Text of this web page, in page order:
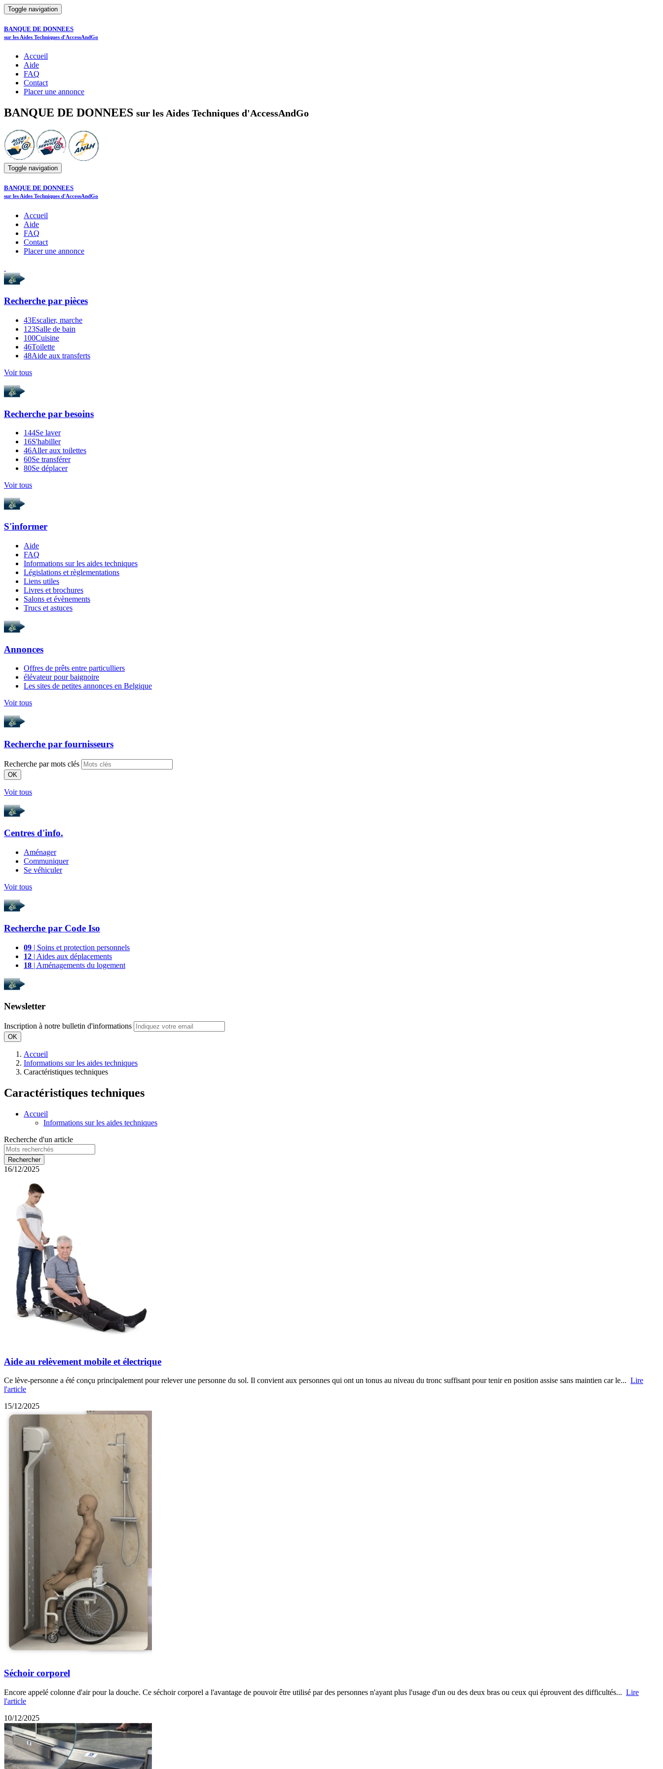
Toggle navigation
BANQUE DE DONNEES
sur les Aides Techniques d'AccessAndGo
Accueil
Aide
FAQ
Contact
Placer une annonce
BANQUE DE DONNEES sur les Aides Techniques d'AccessAndGo
Toggle navigation
BANQUE DE DONNEES
sur les Aides Techniques d'AccessAndGo
Accueil
Aide
FAQ
Contact
Placer une annonce
Recherche par pièces
43Escalier, marche
123Salle de bain
100Cuisine
46Toilette
48Aide aux transferts
Voir tous
Recherche par besoins
144Se laver
16S'habiller
46Aller aux toilettes
60Se transférer
80Se déplacer
Voir tous
S'informer
Aide
FAQ
Informations sur les aides techniques
Législations et règlementations
Liens utiles
Livres et brochures
Salons et évènements
Trucs et astuces
Annonces
Offres de prêts entre particulliers
élévateur pour baignoire
Les sites de petites annonces en Belgique
Voir tous
Recherche par fournisseurs
Recherche par mots clés
OK
Voir tous
Centres d'info.
Aménager
Communiquer
Se véhiculer
Voir tous
Recherche par Code Iso
09 | Soins et protection personnels
12 | Aides aux déplacements
18 | Aménagements du logement
Newsletter
Inscription à notre bulletin d'informations
OK
Accueil
Informations sur les aides techniques
Caractéristiques techniques
Caractéristiques techniques
Accueil
Informations sur les aides techniques
Recherche d'un article
16/12/2025
Aide au relèvement mobile et électrique
Ce lève-personne a été conçu principalement pour relever une personne du sol. Il convient aux personnes qui ont un tonus au niveau du tronc suffisant pour tenir en position assise sans maintien car le... Lire
l'article
15/12/2025
Séchoir corporel
Encore appelé colonne d'air pour la douche. Ce séchoir corporel a l'avantage de pouvoir être utilisé par des personnes n'ayant plus l'usage d'un ou des deux bras ou ceux qui éprouvent des difficultés... Lire
l'article
10/12/2025